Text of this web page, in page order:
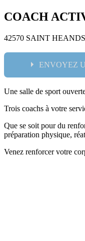
COACH
42570 SAINT HEAND
ENVOYEZ
Nom:
email:
Message:
Une salle de sport
Trois coachs à votre
Que se soit pour du
préparation physique,
Venez renforcer votre